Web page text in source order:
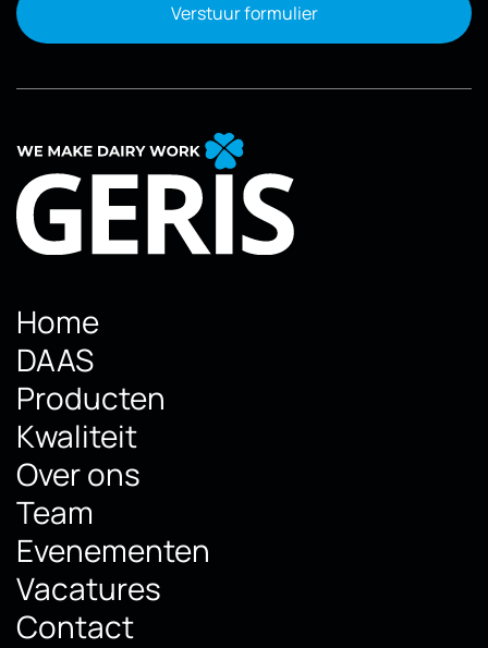
Verstuur formulier
Home
DAAS
Producten
Kwaliteit
Over ons
Team
Evenementen
Vacatures
Contact